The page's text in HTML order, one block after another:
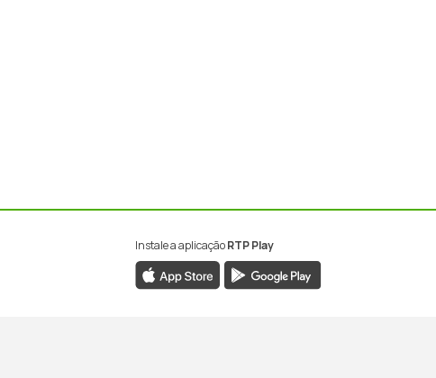
Instale a aplicaçãoRTP Play